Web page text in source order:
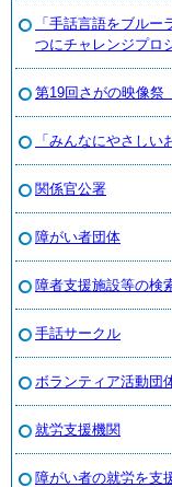
「手話言語をブル
つにチャレンジプロ
第19回さがの映像祭
「みんなにやさし
関係官公署
障がい者団体
障者支援施設等の検
手話サークル
ボランティア活動団
就労支援機関
障がい者の就労を支